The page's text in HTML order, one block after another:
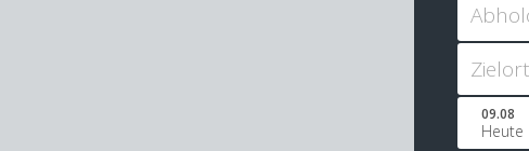
09.08
Heute